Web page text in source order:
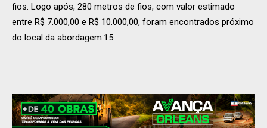
fios. Logo após, 280 metros de fios, com valor estimado
entre R$ 7.000,00 e R$ 10.000,00, foram encontrados próximo
do local da abordagem.15